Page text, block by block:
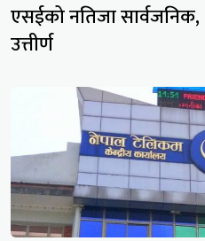
एसईको नतिजा सार्वजनिक,
उत्तीर्ण